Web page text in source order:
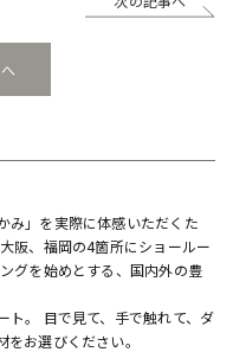
み」を実際に体感いただくた
阪、福岡の4箇所にショールー
グを始めとする、国内外の豊
ト。 目で見て、手で触れて、ダ
お選びください。